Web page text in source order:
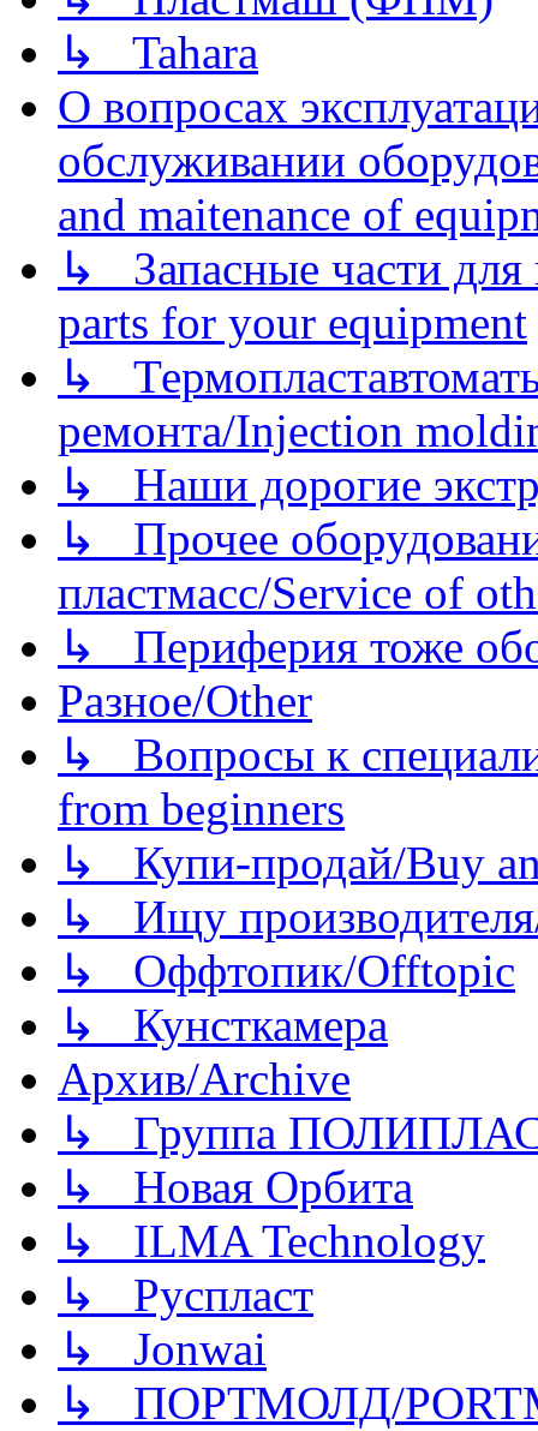
↳ Tahara
О вопросах
обслуживании
and maitenance of
↳ Запасные части для
parts for your equipment
↳
ремонта/Injection
↳ Наши дорогие
↳ Прочее
пластмасс/Service of
↳ Периферия тоже
Разное/Other
↳ Вопросы к
from beginners
↳ Купи-продай/Buy
↳ Ищу
↳ Оффтопик/Offtopic
↳ Кунсткамера
Архив/Archive
↳ Группа
↳ Новая Орбита
↳ ILMA Technology
↳ Руспласт
↳ Jonwai
↳ ПОРТМОЛД/